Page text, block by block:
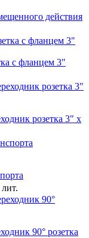
действия
с фланцем 3"
розетка 3" х
90° розетка